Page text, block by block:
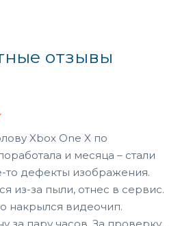
отзывы
Xbox One X по
и месяца – стали
то дефекты изображения.
из-за пыли, отнес в сервис.
накрылся видеочип.